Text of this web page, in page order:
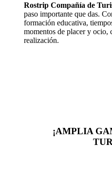
Rostrip Compañía de
paso importante que das.
formación educativa,
momentos de placer y ocio,
realización.
¡AMPLIA